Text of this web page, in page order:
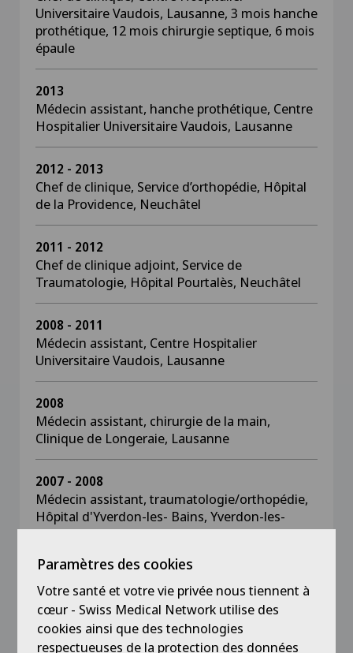
Universitaire Vaudois, Lausanne, 3 mois hanche
prothétique, 12 mois chirurgie septique, 6 mois
épaule
2013
Médecin assistant, hanche prothétique, Centre
Hospitalier Universitaire Vaudois, Lausanne
2012 - 2013
Chef de clinique, Service d’orthopédie, Hôpital
de la Providence, Neuchâtel
2011 - 2012
Chef de clinique adjoint, Service de
Traumatologie, Hôpital Pourtalès, Neuchâtel
2008 - 2011
Médecin assistant, Centre Hospitalier
Universitaire Vaudois, Lausanne
2008
Médecin assistant, chirurgie de la main,
Clinique de Longeraie, Lausanne
2007 - 2008
Médecin assistant, traumatologie/orthopédie,
Hôpital d'Yverdon-les- Bains, Yverdon-les-
Bains
Médecin assistant, orthopédie, Hôpital de la
Providence, Neuchâtel
Paramètres des cookies
Votre santé et votre vie privée nous tiennent à
cœur - Swiss Medical Network utilise des
cookies ainsi que des technologies
respectueuses de la protection des données